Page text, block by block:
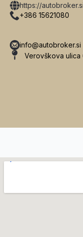
https://
+386 15621080
info@autobroker.si
Verovškova ulica